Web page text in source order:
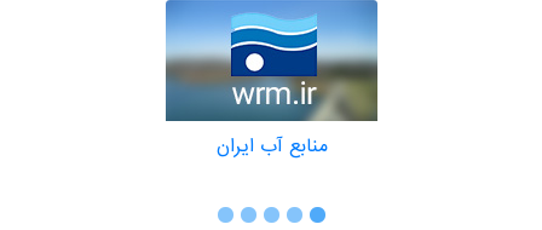
منابع آب ایران